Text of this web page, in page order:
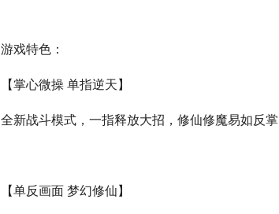
游戏特色：
【掌心微操 单指逆天】
全新战斗模式，一指释放大招，修仙修魔易如反掌
【单反画面 梦幻修仙】